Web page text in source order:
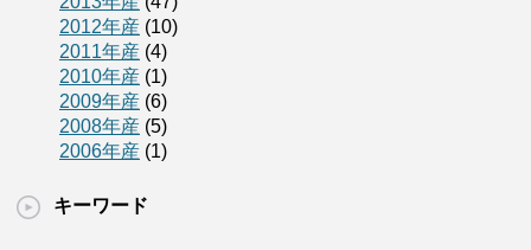
2012年産 (10)
2011年産 (4)
2010年産 (1)
2009年産 (6)
2008年産 (5)
2006年産 (1)
キーワード